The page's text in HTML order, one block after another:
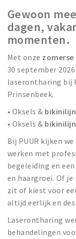
Gewoon
dagen,
momenten.
Met onze
30 september
laserontharing bij
Prinsenbeek.
• Oksels & bikinilijn
• Oksels &
Bij PUUR kijken
werken met
begeleiding en
en haargroei. Of
zit of kiest voor
altijd eerlijk en
Laserontharing
behandelingen